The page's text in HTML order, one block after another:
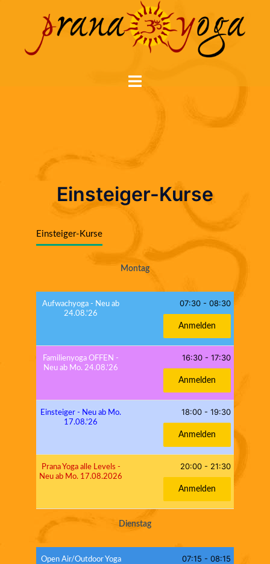
Menü
Einsteiger-Kurse
Einsteiger-Kurse
Montag
Aufwachyoga - Neu ab
24.08.'26
07:30 - 08:30
Anmelden
Familienyoga OFFEN -
Neu ab Mo. 24.08.'26
16:30 - 17:30
Anmelden
Einsteiger - Neu ab Mo.
17.08.'26
18:00 - 19:30
Anmelden
Prana Yoga alle Levels -
Neu ab Mo. 17.08.2026
20:00 - 21:30
Anmelden
Dienstag
Open Air/Outdoor Yoga
07:15 - 08:15